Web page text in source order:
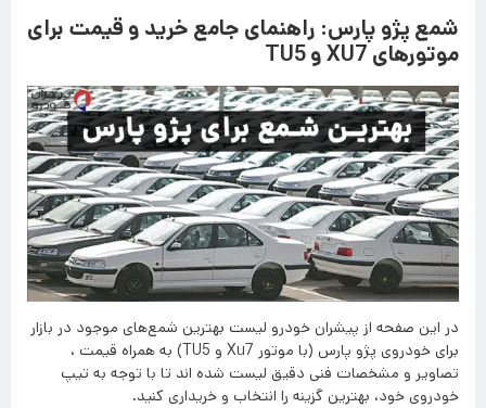
شمع پژو پارس: راهنمای جامع خرید و قیمت برای
موتورهای XU7 و TU5
در این صفحه از پیشران خودرو لیست بهترین شمع‌های موجود در بازار
برای خودروی پژو پارس (با موتور Xu7 و TU5) به همراه قیمت ،
تصاویر و مشخصات فنی دقیق لیست شده اند تا با توجه به تیپ
خودروی خود، بهترین گزینه را انتخاب و خریداری کنید.